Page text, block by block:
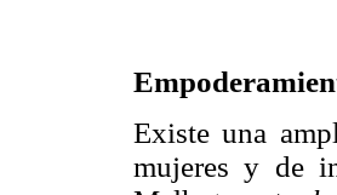
Existe una
mujeres y de